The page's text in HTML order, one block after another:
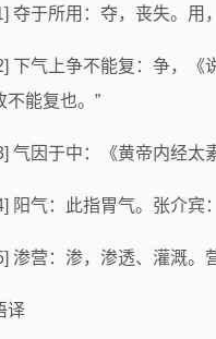
夺于所用：夺，丧失。用
下气上争不能复：争，《
不能复也。”
气因于中：《黄帝内经太
阳气：此指胃气。张介宾
渗营：渗，渗透、灌溉。
译